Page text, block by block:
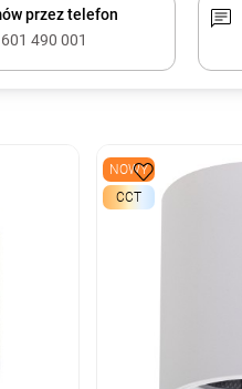
przez telefon
490 001
NOWY
CCT